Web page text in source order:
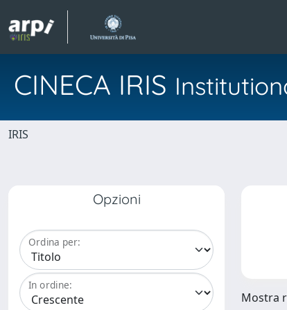
CINECA IRIS
IRIS
Opzioni
Ordina per:
In ordine:
Mostra